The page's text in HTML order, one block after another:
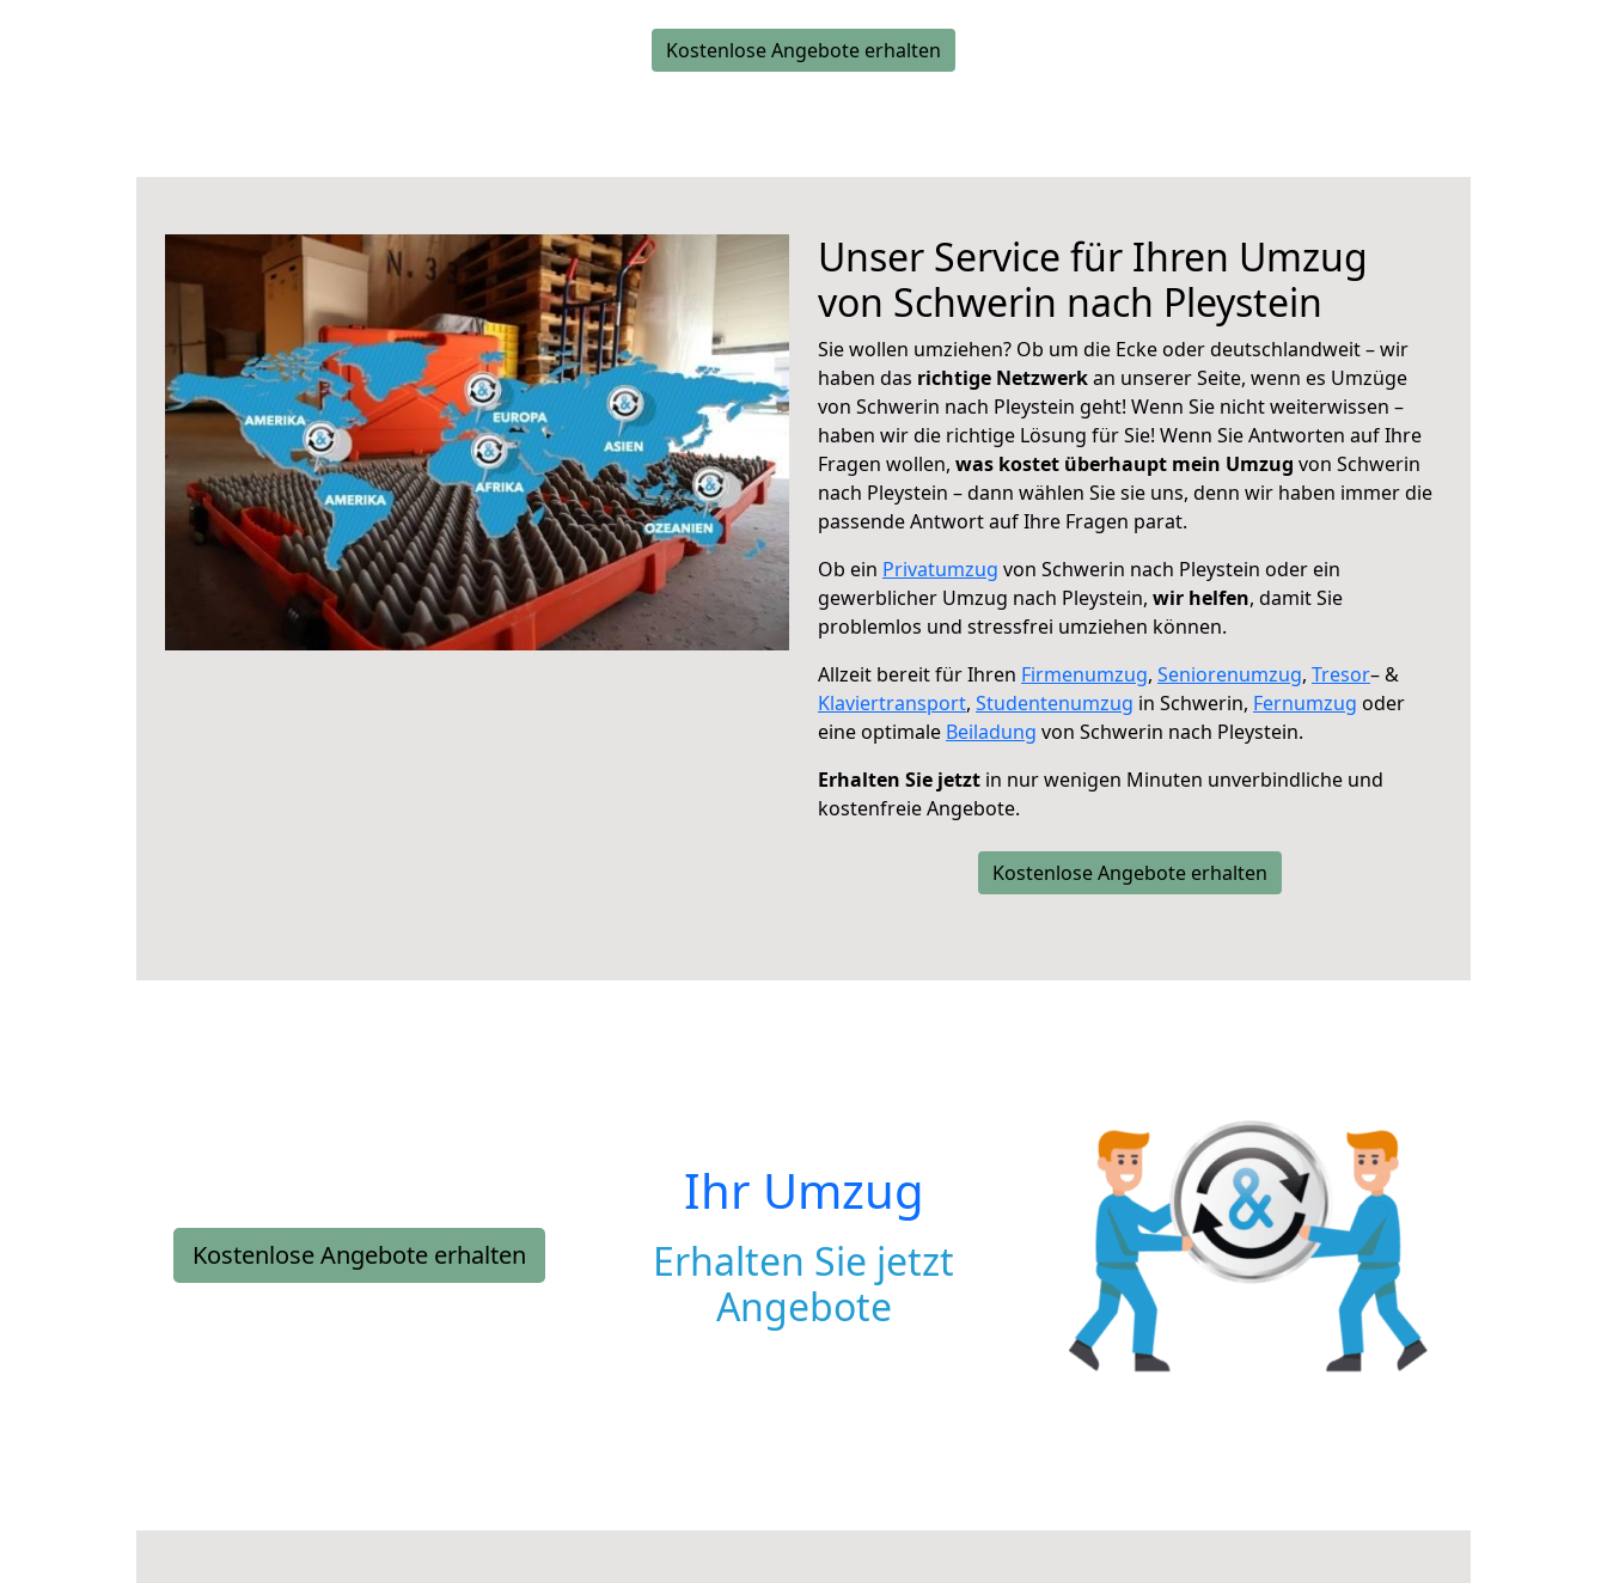
Kostenlose Angebote erhalten
Unser Service für Ihren Umzug
von Schwerin nach Pleystein
Sie wollen umziehen? Ob um die Ecke oder deutschlandweit – wir
haben das richtige Netzwerkan unserer Seite, wenn es Umzüge
von Schwerin nach Pleystein geht! Wenn Sie nicht weiterwissen –
haben wir die richtige Lösung für Sie! Wenn Sie Antworten auf Ihre
Fragen wollen, was kostet überhaupt mein Umzug von Schwerin
nach Pleystein – dann wählen Sie sie uns, denn wir haben immer die
passende Antwort auf Ihre Fragen parat.
Ob ein Privatumzug von Schwerin nach Pleystein oder ein
gewerblicher Umzug nach Pleystein, wir helfen, damit Sie
problemlos und stressfrei umziehen können.
Allzeit bereit für Ihren Firmenumzug, Seniorenumzug, Tresor– &
Klaviertransport, Studentenumzug in Schwerin, Fernumzug oder
eine optimale Beiladung von Schwerin nach Pleystein.
Erhalten Sie jetzt in nur wenigen Minuten unverbindliche und
kostenfreie Angebote.
Kostenlose Angebote erhalten
Kostenlose Angebote erhalten
Ihr Umzug
Erhalten Sie jetzt
Angebote